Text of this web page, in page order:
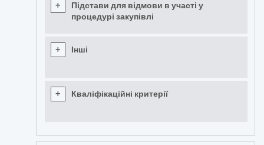
+
Підстави для відмови в участі у
процедурі закупівлі
+ Інші
+ Кваліфікаційні критерії